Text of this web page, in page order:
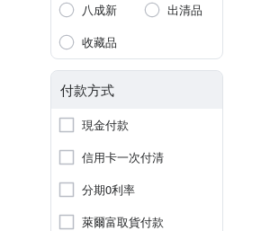
八成新
出清品
收藏品
付款方式
現金付款
信用卡一次付清
分期0利率
萊爾富取貨付款